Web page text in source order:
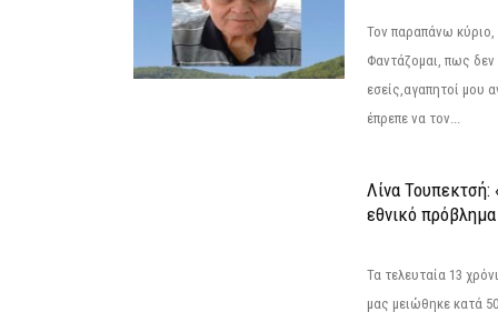
Τον παραπάνω
Φαντάζομαι, πως δεν
εσείς,αγαπητοί μου
έπρεπε να τον...
Λίνα Τουπεκτσή:
εθνικό πρόβλημα
Τα τελευταία 13
μας μειώθηκε κατά